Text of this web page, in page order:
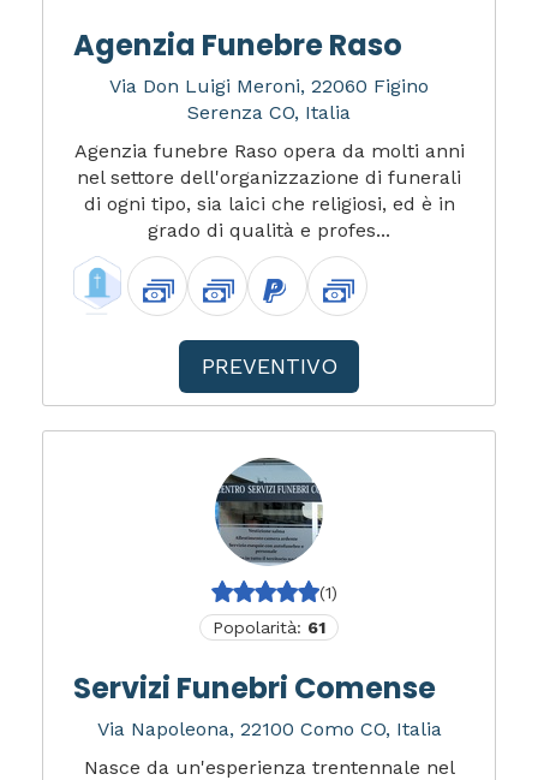
Agenzia Funebre Raso
Via Don Luigi Meroni, 22060 Figino
Serenza CO, Italia
Agenzia funebre Raso opera da molti anni
nel settore dell'organizzazione di funerali
di ogni tipo, sia laici che religiosi, ed è in
grado di qualità e profes...
PREVENTIVO
(1)
Popolarità: 61
Servizi Funebri Comense
Via Napoleona, 22100 Como CO, Italia
Nasce da un'esperienza trentennale nel